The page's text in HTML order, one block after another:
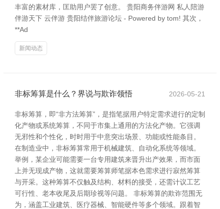
丰富的素材库，匡助用户罢了创意。 贵阳商务伴游网 私人陪游
伴游天下 云伴游 贵阳结伴旅游论坛 - Powered by tom! 其次，
**Ad
新闻动态
非标筹算是什么？界说与欺诈领悟 2026-05-21
非标筹算，即“非方法筹算”，是指笔据用户特定需求进行的定制
化产物或系统筹算，不同于市集上通用的方法化产物。它强调
无邪性和个性化，时时用于中意突出场景、功能或性能条目。
在制造业中，非标筹算常用于机械建筑、自动化系统等领域。
举例，某企业可能需要一台专用建筑来晋升出产效果，而市面
上并无现成产物，这就需要筹算师笔据本色需求进行寂然筹算
与开采。这种筹算不仅触及结构、材料的接受，还需计议工艺
可行性、老本收尾及后期珍视等问题。 非标筹算的欺诈范围无
为，涵盖工业建筑、医疗器械、智能硬件等多个领域。跟着智